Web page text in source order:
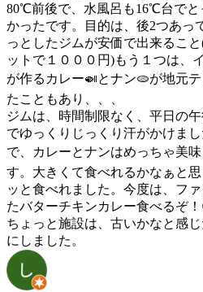
80℃前後で、水風呂も16℃台でと
かったです。目的は、後2つあっ
っとしたジムが安価で出来るこ
ットで１０００円)もう１つは、
が作るカレー🍛とナン🫓が地元
たこともあり、、、
ジムは、時間制限なく、平日の
でゆっくりじっくり汗がかけま
で、カレーとナンはめっちゃ美
す。大きくて食べれるかなぁと
ッと食べれました。今度は、フ
たバターチキンカレー食べるぞ
ちょっと施設は、古いかなと感
にしました。